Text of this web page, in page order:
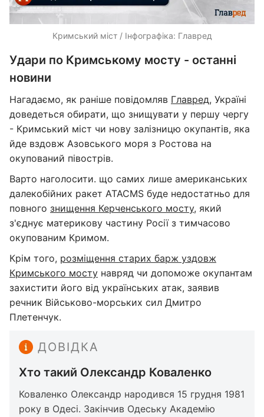
Кримський міст / Інфографіка: Главред
Удари по Кримському мосту - останні
новини
Нагадаємо, як раніше повідомляв Главред, Україні
доведеться обирати, що знищувати у першу чергу
- Кримський міст чи нову залізницю окупантів, яка
йде вздовж Азовського моря з Ростова на
окупований півострів.
Варто наголосити. що самих лише американських
далекобійних ракет ATACMS буде недостатньо для
повного знищення Керченського мосту, який
з'єднує материкову частину Росії з тимчасово
окупованим Кримом.
Крім того, розміщення старих барж уздовж
Кримського мосту навряд чи допоможе окупантам
захистити його від українських атак, заявив
речник Військово-морських сил Дмитро
Плетенчук.
ДОВІДКА
Хто такий Олександр Коваленко
Коваленко Олександр народився 15 грудня 1981
року в Одесі. Закінчив Одеську Академію